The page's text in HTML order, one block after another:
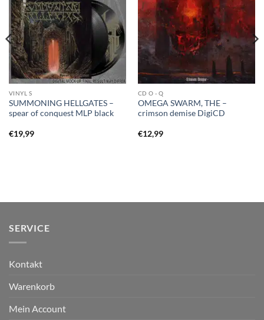
VINYL S
SUMMONING HELLGATES –
spear of conquest MLP black
€19,99
CD O - Q
OMEGA SWARM, THE –
crimson demise DigiCD
€12,99
SERVICE
Kontakt
Warenkorb
Mein Account